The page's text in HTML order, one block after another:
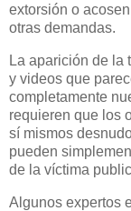
extorsión o
otras demandas.
La aparición de la
y videos que
completamente
requieren que los
sí mismos
pueden
de la víctima
Algunos expertos